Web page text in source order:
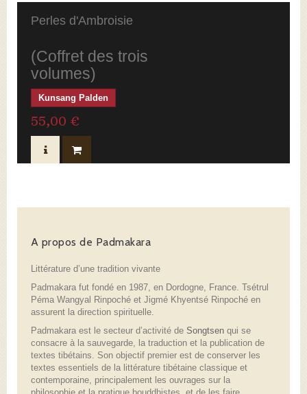
Perles d'Ambroisie
(Coffret des trois
volumes)
Kunsang Palden
55,00 €
A propos de Padmakara
Littérature d’une tradition vivante
Padmakara fut fondé en 1987, en Dordogne, France. Tsétrul
Péma Wangyal Rinpoché et Jigmé Khyentsé Rinpoché en
assurent la direction spirituelle.
Padmakara est le secteur d’activité de Songtsen qui se
consacre à la sauvegarde, la traduction et la publication de
textes tibétains. Son objectif premier est de conserver les
textes essentiels de la littérature tibétaine classique et
contemporaine, principalement les ouvrages sur la